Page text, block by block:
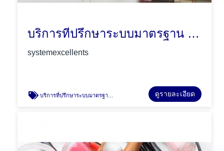
บริการที่ปรึกษาระบบมาตรฐาน GMP Asean Cosmetic
systemexcellents
บริการที่ปรึกษาระบบมาตรฐาน GMP Asean Cosmetic ดูรายละเอียด